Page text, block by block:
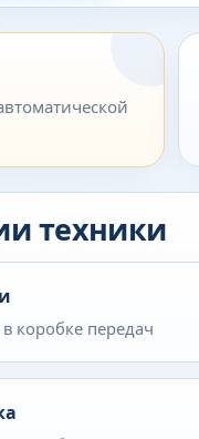
техники
коробке передач